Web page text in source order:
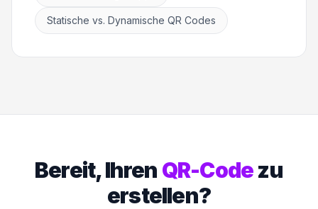
Statische vs. Dynamische QR Codes
Bereit, Ihren QR-Codezu
erstellen?